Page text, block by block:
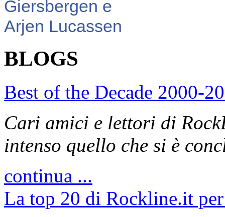
BLOGS
Best of the Decade 2000-
Cari amici e lettori di
intenso quello che si è
continua ...
La top 20 di Rockline.it